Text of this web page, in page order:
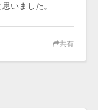
いました。
共有